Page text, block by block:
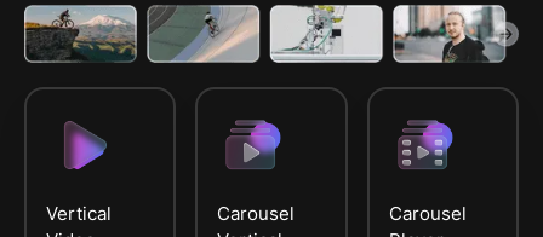
Vertical
Carousel
Carousel